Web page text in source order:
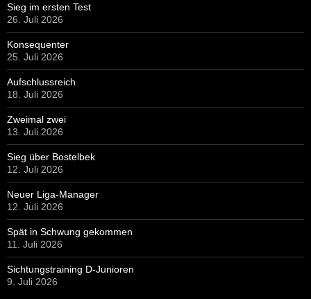
Sieg im ersten Test
26. Juli 2026
Konsequenter
25. Juli 2026
Aufschlussreich
18. Juli 2026
Zweimal zwei
13. Juli 2026
Sieg über Bostelbek
12. Juli 2026
Neuer Liga-Manager
12. Juli 2026
Spät in Schwung gekommen
11. Juli 2026
Sichtungstraining D-Junioren
9. Juli 2026